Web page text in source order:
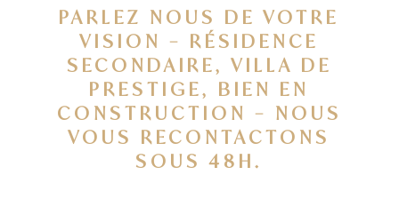
PARLEZ NOUS DE VOTRE
VISION – RÉSIDENCE
SECONDAIRE, VILLA DE
PRESTIGE, BIEN EN
CONSTRUCTION – NOUS
VOUS RECONTACTONS
SOUS 48H.